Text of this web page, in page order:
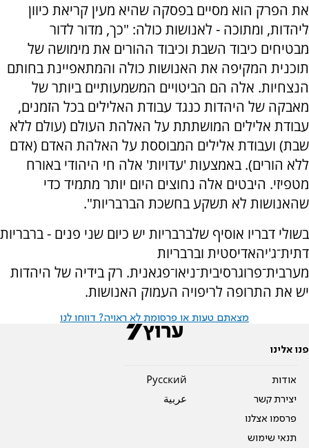
את הפרק הוא מסיים בפסקה שהיא מעין קריאת כיוון
ליהדות, ומתוכה - לאנושות כולה: "כך, מדור לדור
מבטיחים כיבוד השבת וכיבוד ההורים את מימושה של
תוכנית המקיפה את האנושות כולה והמתאפיינת בחותם
הנצחיות. אלה הם הביטויים המשמעותיים ביותר של
מאבקה של היהדות כנגד עבודת האלילים בכל הזמנים,
עבודת אלילים המושתתת על האלהת העולם (עולם ללא
שבת) ועבודת אלילים המבוססת על האלהת האדם (אדם
ללא הורים). באמצעות 'עדויות' אלה חי היהודי באורח
מטפיזי. היבטים אלה נחוצים היום יותר מתמיד כדי
שהאנושות לא תשקע בחשכת הברבריות".
בשולי דבריו אוסיף שלברבריות יש כיום שני פנים - ברבריות
דתית־ג'יהאדיסטית וברבריות
מערבית־פרוגרסיבית־ניאו־פגאנית. רק בידיה של היהדות
יש את התרופה לריפויה העמוק האנושות.
מצאתם טעות או פרסומת לא ראויה? דווחו לנו
פנו אלינו
אודות
יצירת קשר
פרסמו אצלנו
תנאי שימוש
Pусский
عربية